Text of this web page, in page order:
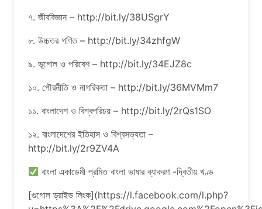
৭. জীববিজ্ঞান – http://bit.ly/38USgrY
৮. উচ্চতর গণিত – http://bit.ly/34zhfgW
৯. ভূগোল ও পরিবেশ – http://bit.ly/34EJZ8c
১০. পৌরনীতি ও নাগরিকতা – http://bit.ly/36MVMm7
১১. বাংলাদেশ ও বিশ্বপরিচয় – http://bit.ly/2rQs1SO
১২. বাংলাদেশের ইতিহাস ও বিশ্বসভ্যতা –
http://bit.ly/2r9ZV4A
বাংলা একাডেমী প্রমিত বাংলা ভাষার ব্যাকরণ -দ্বিতীয় খণ্ড
[গুগোল ড্রাইভ লিংক](https://l.facebook.com/l.php?